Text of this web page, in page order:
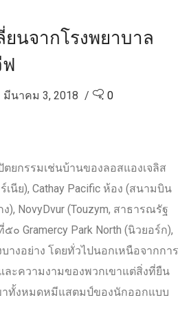
ยนจากโรงพยาบาล
ฟ
มีนาคม 3, 2018 0
ยกรรมเช่นบ้านของลอสแองเจลิส
นีย), Cathay Pacific ห้อง (สนามบิน
), NovyDvur (Touzym, สาธารณรัฐ
๐ Gramercy Park North (นิวยอร์ก),
างอย่าง โดยทั่วไปนอกเหนือจากการ
ะความงามของพวกเขาแต่สิ่งที่ยืน
ทั้งหมดหมีแสตมป์ของนักออกแบบ